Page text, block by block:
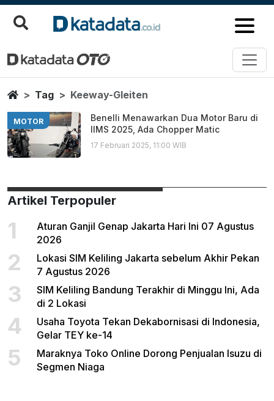
Keeway Gleiten
Berita Terbaru
HomeTag Keeway-Gleiten
MOTOR
Benelli Menawarkan Dua Motor Baru di
IIMS 2025, Ada Chopper Matic
17 Februari 2025, 11:00 WIB
Artikel Terpopuler
1
Aturan Ganjil Genap Jakarta Hari Ini 07 Agustus
2026
2
Lokasi SIM Keliling Jakarta sebelum Akhir Pekan
7 Agustus 2026
3
SIM Keliling Bandung Terakhir di Minggu Ini, Ada
di 2 Lokasi
4
Usaha Toyota Tekan Dekabornisasi di Indonesia,
Gelar TEY ke-14
5
Maraknya Toko Online Dorong Penjualan Isuzu di
Segmen Niaga